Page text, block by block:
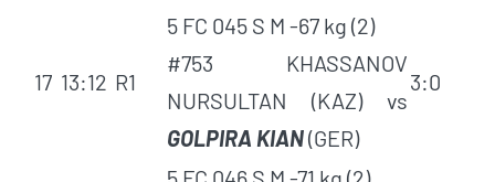
17 13:12 R1
5 FC 045 S M -67 kg (2)
#753 KHASSANOV
NURSULTAN (KAZ) vs
GOLPIRA KIAN(GER)
3:0